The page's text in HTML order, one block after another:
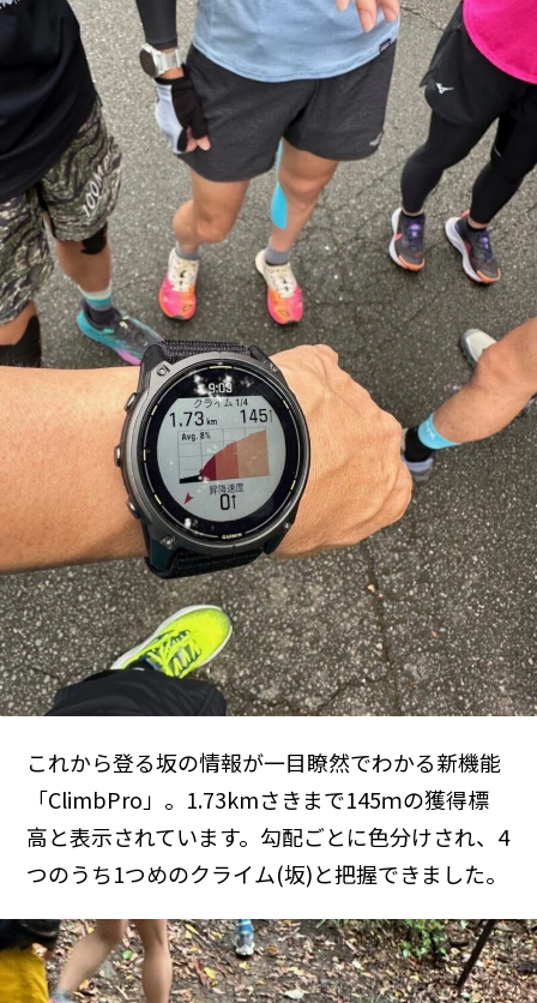
これから登る坂の情報が一目瞭然でわかる新機能
「ClimbPro」。1.73kmさきまで145ｍの獲得標
高と表示されています。勾配ごとに色分けされ、4
つのうち1つめのクライム(坂)と把握できました。